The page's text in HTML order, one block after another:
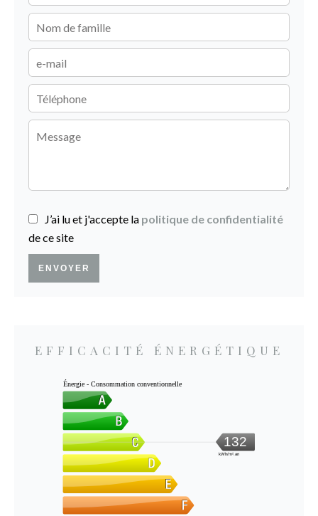
J’ai lu et j'accepte la politique de confidentialité
de ce site
ENVOYER
EFFICACITÉ ÉNERGÉTIQUE
Énergie - Consommation conventionnelle
132
kWh/m².an